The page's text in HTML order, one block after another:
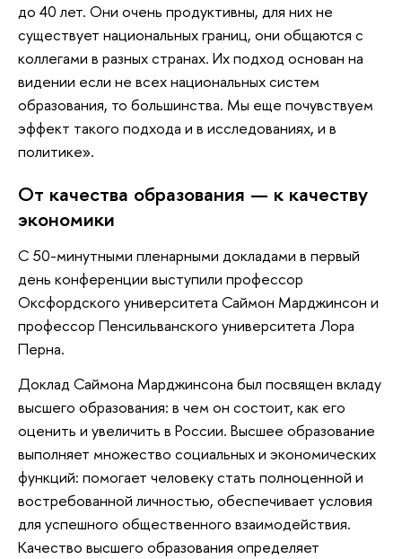
до 40 лет. Они очень продуктивны, для них не
существует национальных границ, они общаются с
коллегами в разных странах. Их подход основан на
видении если не всех национальных систем
образования, то большинства. Мы еще почувствуем
эффект такого подхода и в исследованиях, и в
политике».
От качества образования — к качеству
экономики
С 50-минутными пленарными докладами в первый
день конференции выступили профессор
Оксфордского университета Саймон Марджинсон и
профессор Пенсильванского университета Лора
Перна.
Доклад Саймона Марджинсона был посвящен вкладу
высшего образования: в чем он состоит, как его
оценить и увеличить в России. Высшее образование
выполняет множество социальных и экономических
функций: помогает человеку стать полноценной и
востребованной личностью, обеспечивает условия
для успешного общественного взаимодействия.
Качество высшего образования определяет